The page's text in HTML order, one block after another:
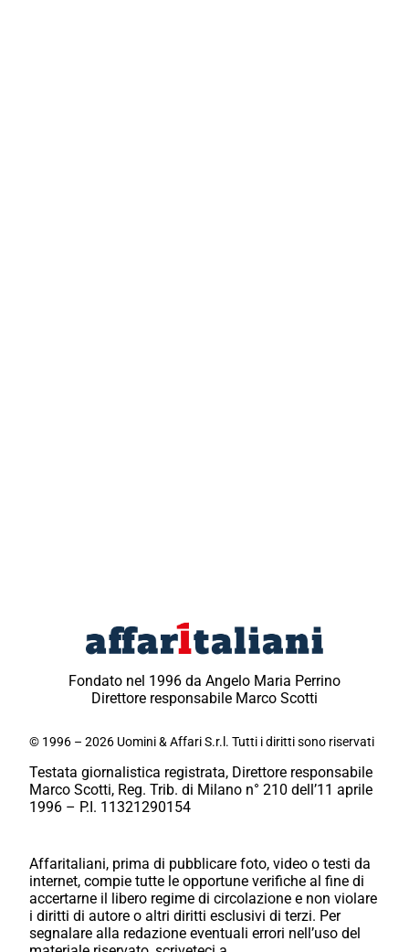
Fondato nel 1996 da Angelo Maria Perrino
Direttore responsabile Marco Scotti
© 1996 – 2026 Uomini & Affari S.r.l. Tutti i diritti sono riservati
Testata giornalistica registrata, Direttore responsabile
Marco Scotti, Reg. Trib. di Milano n° 210 dell’11 aprile
1996 – P.I. 11321290154
Affaritaliani, prima di pubblicare foto, video o testi da
internet, compie tutte le opportune verifiche al fine di
accertarne il libero regime di circolazione e non violare
i diritti di autore o altri diritti esclusivi di terzi. Per
segnalare alla redazione eventuali errori nell’uso del